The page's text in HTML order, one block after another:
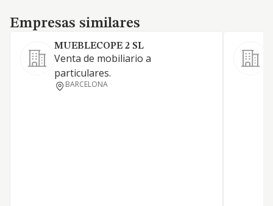
Empresas similares
Empresas similares
MUEBLECOPE 2 SL
Venta de mobiliario a
particulares.
BARCELONA